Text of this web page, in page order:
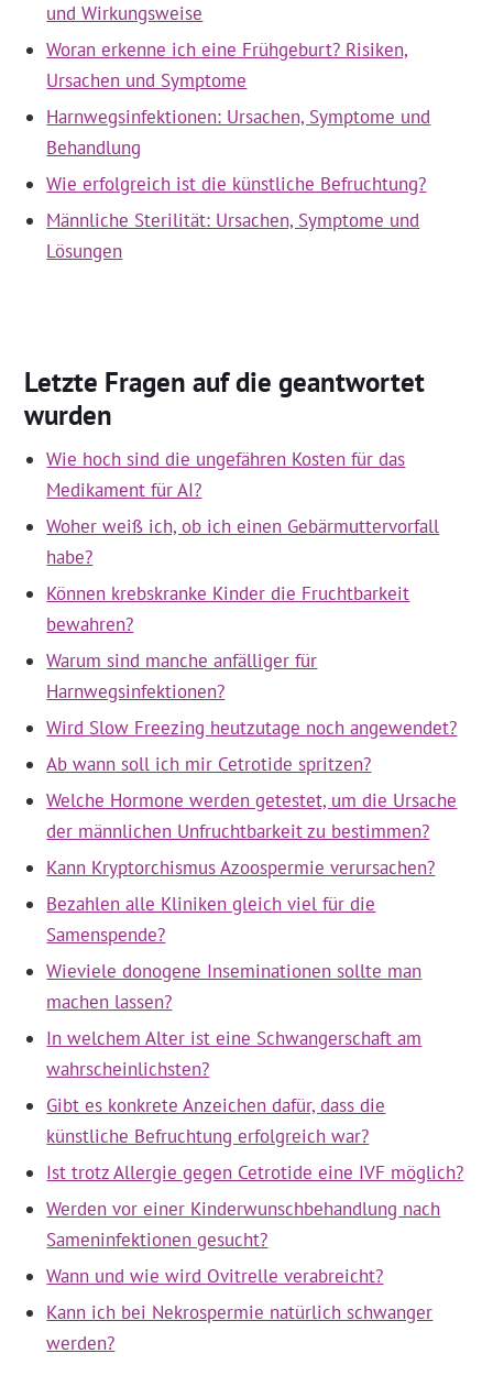
und Wirkungsweise
Woran erkenne ich eine Frühgeburt? Risiken,
Ursachen und Symptome
Harnwegsinfektionen: Ursachen, Symptome und
Behandlung
Wie erfolgreich ist die künstliche Befruchtung?
Männliche Sterilität: Ursachen, Symptome und
Lösungen
Letzte Fragen auf die geantwortet
wurden
Wie hoch sind die ungefähren Kosten für das
Medikament für AI?
Woher weiß ich, ob ich einen Gebärmuttervorfall
habe?
Können krebskranke Kinder die Fruchtbarkeit
bewahren?
Warum sind manche anfälliger für
Harnwegsinfektionen?
Wird Slow Freezing heutzutage noch angewendet?
Ab wann soll ich mir Cetrotide spritzen?
Welche Hormone werden getestet, um die Ursache
der männlichen Unfruchtbarkeit zu bestimmen?
Kann Kryptorchismus Azoospermie verursachen?
Bezahlen alle Kliniken gleich viel für die
Samenspende?
Wieviele donogene Inseminationen sollte man
machen lassen?
In welchem Alter ist eine Schwangerschaft am
wahrscheinlichsten?
Gibt es konkrete Anzeichen dafür, dass die
künstliche Befruchtung erfolgreich war?
Ist trotz Allergie gegen Cetrotide eine IVF möglich?
Werden vor einer Kinderwunschbehandlung nach
Sameninfektionen gesucht?
Wann und wie wird Ovitrelle verabreicht?
Kann ich bei Nekrospermie natürlich schwanger
werden?